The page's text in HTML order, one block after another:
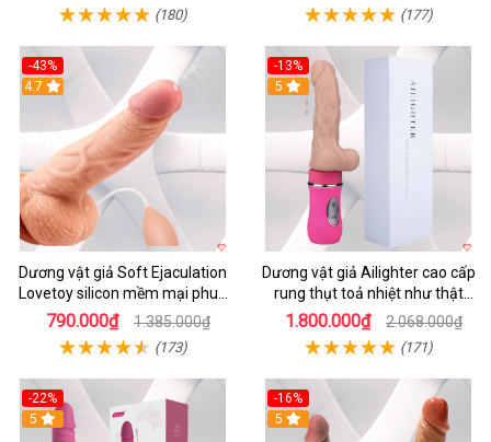
(180) (177)
-43%
4.7
Dương vật giả Soft Ejaculation
Lovetoy silicon mềm mại phun
nước kích thích
790.000₫ 1.385.000₫
(173)
-13%
5
Dương vật giả Ailighter cao cấp
rung thụt toả nhiệt như thật
tăng khoái cảm
1.800.000₫ 2.068.000₫
(171)
-22%
5
-16%
5